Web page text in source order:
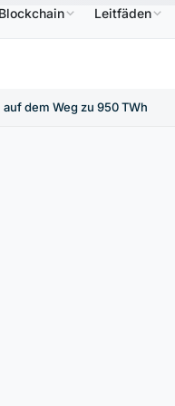
$↑2.10% USDCUSDC0,9995 $
Blockchain Leitfäden
dem Weg zu 950 TWh